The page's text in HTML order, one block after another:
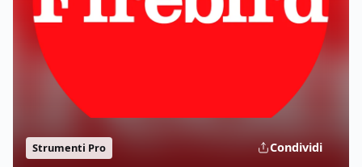
Strumenti Pro Condividi